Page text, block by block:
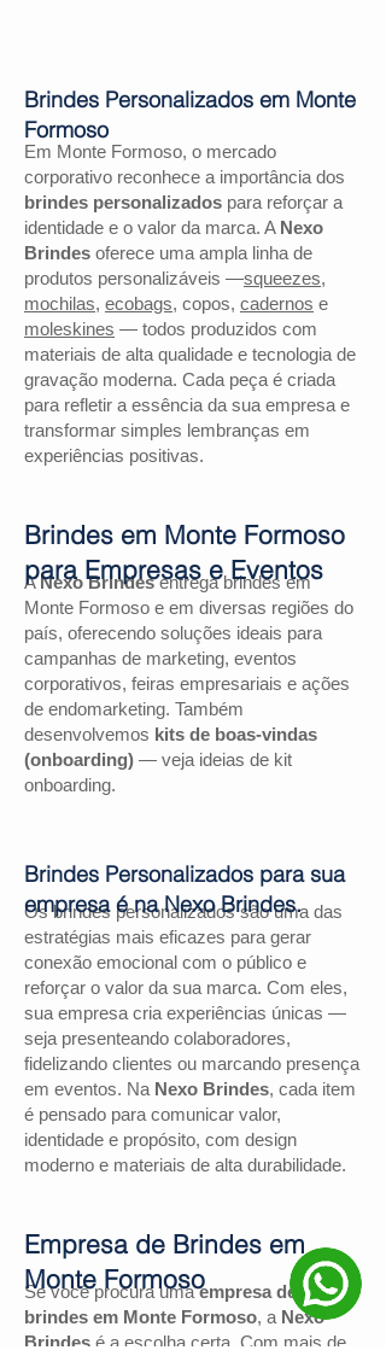
Em Monte Formoso, o mercado
corporativo reconhece a importância dos
brindes personalizados para reforçar a
identidade e o valor da marca. A Nexo
Brindes oferece uma ampla linha de
produtos personalizáveis —squeezes,
mochilas, ecobags, copos, cadernos e
moleskines — todos produzidos com
materiais de alta qualidade e tecnologia de
gravação moderna. Cada peça é criada
para refletir a essência da sua empresa e
transformar simples lembranças em
experiências positivas.
ANexo Brindesentrega brindes em
Monte Formoso e em diversas regiões do
país, oferecendo soluções ideais para
campanhas de marketing, eventos
corporativos, feiras empresariais e ações
de endomarketing. Também
desenvolvemos kits de boas-vindas
(onboarding) — veja ideias de kit
onboarding.
Os brindes personalizados são uma das
estratégias mais eficazes para gerar
conexão emocional com o público e
reforçar o valor da sua marca. Com eles,
sua empresa cria experiências únicas —
seja presenteando colaboradores,
fidelizando clientes ou marcando presença
em eventos. Na Nexo Brindes, cada item
é pensado para comunicar valor,
identidade e propósito, com design
moderno e materiais de alta durabilidade.
Se você procura umaempresa de
brindes em Monte Formoso, a Nexo
Brindes é a escolha certa. Com mais de
Brindes Personalizados em Monte
Formoso
Brindes em Monte Formoso
para Empresas e Eventos
Brindes Personalizados para sua
empresa é na Nexo Brindes.
Empresa de Brindes em
Monte Formoso